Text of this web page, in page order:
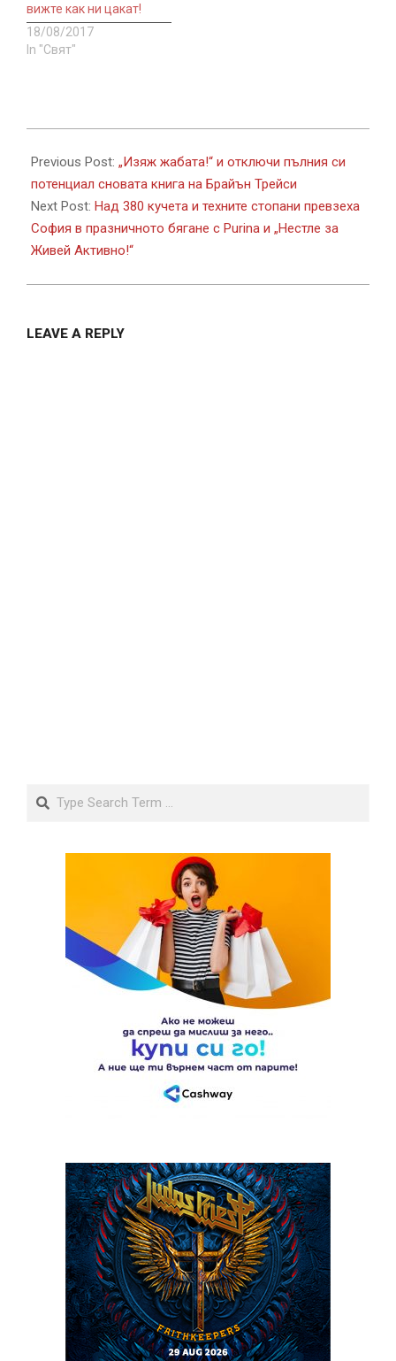
вижте как ни цакат!
18/08/2017
In "Свят"
09-
18
Previous Post: „Изяж жабата!“ и отключи пълния си
потенциал сновата книга на Брайън Трейси
Next Post: Над 380 кучета и техните стопани превзеха
София в празничното бягане с Purina и „Нестле за
Живей Активно!“
LEAVE A REPLY
Search